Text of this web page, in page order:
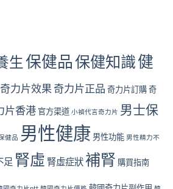
生保健品保健知識健
奇力片效果 奇力片正品 奇力片訂購奇
片香港 官方渠道 小禎代言奇力片 男士保
健品 男性健康 男性功能 男性精力不
足 腎虛 腎虛症狀補腎 購買指南